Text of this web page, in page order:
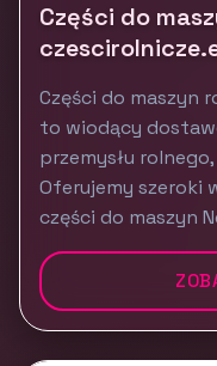
Części do
Części do maszyn
to wiodący
przemysłu
Oferujemy szeroki
części do maszyn